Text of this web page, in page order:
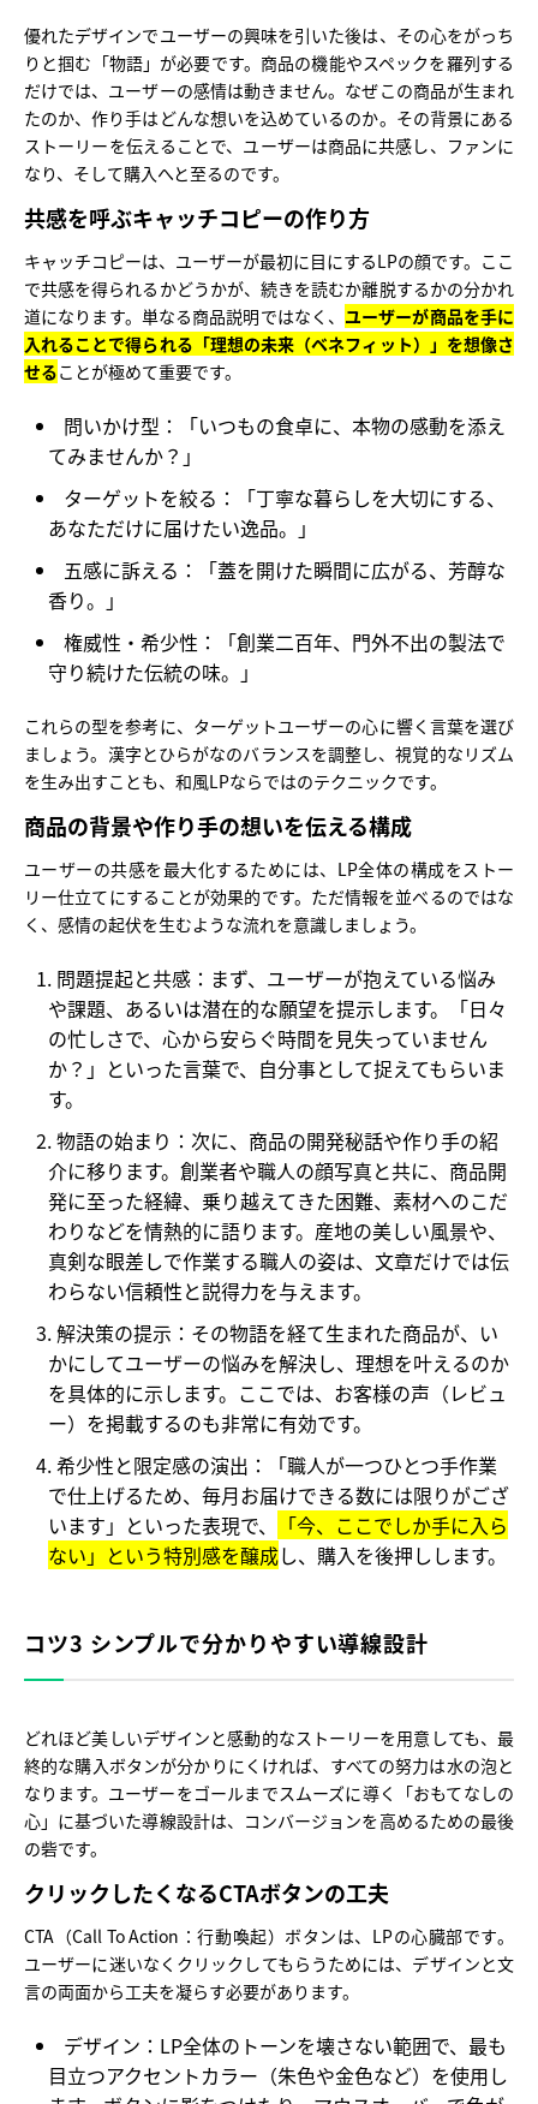
優れたデザインでユーザーの興味を引いた後は、その心をがっち
りと掴む「物語」が必要です。商品の機能やスペックを羅列する
だけでは、ユーザーの感情は動きません。なぜこの商品が生まれ
たのか、作り手はどんな想いを込めているのか。その背景にある
ストーリーを伝えることで、ユーザーは商品に共感し、ファンに
なり、そして購入へと至るのです。
共感を呼ぶキャッチコピーの作り方
キャッチコピーは、ユーザーが最初に目にするLPの顔です。ここ
で共感を得られるかどうかが、続きを読むか離脱するかの分かれ
道になります。単なる商品説明ではなく、 ユーザーが商品を手に
入れることで得られる「理想の未来（ベネフィット）」を想像さ
せることが極めて重要です。
問いかけ型：
「いつもの食卓に、本物の感動を添え
てみませんか？」
ターゲットを絞る：
「丁寧な暮らしを大切にする、
あなただけに届けたい逸品。」
五感に訴える：
「蓋を開けた瞬間に広がる、芳醇な
香り。」
権威性・希少性：
「創業二百年、門外不出の製法で
守り続けた伝統の味。」
これらの型を参考に、ターゲットユーザーの心に響く言葉を選び
ましょう。漢字とひらがなのバランスを調整し、視覚的なリズム
を生み出すことも、和風LPならではのテクニックです。
商品の背景や作り手の想いを伝える構成
ユーザーの共感を最大化するためには、LP全体の構成をストー
リー仕立てにすることが効果的です。ただ情報を並べるのではな
く、感情の起伏を生むような流れを意識しましょう。
問題提起と共感： まず、ユーザーが抱えている悩み
や課題、あるいは潜在的な願望を提示します。「日々
の忙しさで、心から安らぐ時間を見失っていません
か？」といった言葉で、自分事として捉えてもらいま
す。
物語の始まり： 次に、商品の開発秘話や作り手の紹
介に移ります。創業者や職人の顔写真と共に、商品開
発に至った経緯、乗り越えてきた困難、素材へのこだ
わりなどを情熱的に語ります。産地の美しい風景や、
真剣な眼差しで作業する職人の姿は、文章だけでは伝
わらない信頼性と説得力を与えます。
解決策の提示： その物語を経て生まれた商品が、い
かにしてユーザーの悩みを解決し、理想を叶えるのか
を具体的に示します。ここでは、お客様の声（レビュ
ー）を掲載するのも非常に有効です。
希少性と限定感の演出：
「職人が一つひとつ手作業
で仕上げるため、毎月お届けできる数には限りがござ
います」といった表現で、
「今、ここでしか手に入ら
ない」という特別感を醸成し、購入を後押しします。
コツ3 シンプルで分かりやすい導線設計
どれほど美しいデザインと感動的なストーリーを用意しても、最
終的な購入ボタンが分かりにくければ、すべての努力は水の泡と
なります。ユーザーをゴールまでスムーズに導く「おもてなしの
心」に基づいた導線設計は、コンバージョンを高めるための最後
の砦です。
クリックしたくなるCTAボタンの工夫
CTA（Call To Action：行動喚起）ボタンは、LPの心臓部です。
ユーザーに迷いなくクリックしてもらうためには、デザインと文
言の両面から工夫を凝らす必要があります。
デザイン： LP全体のトーンを壊さない範囲で、最も
目立つアクセントカラー（朱色や金色など）を使用し